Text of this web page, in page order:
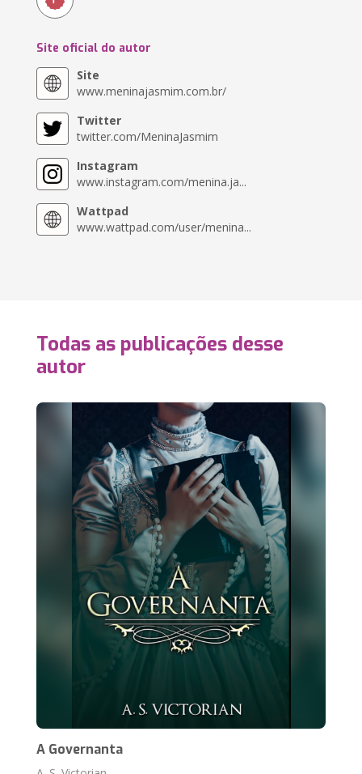
Site oficial do autor
Site
www.meninajasmim.com.br/
Twitter
twitter.com/MeninaJasmim
Instagram
www.instagram.com/menina.ja...
Wattpad
www.wattpad.com/user/menina...
Todas as publicações desse
autor
A Governanta